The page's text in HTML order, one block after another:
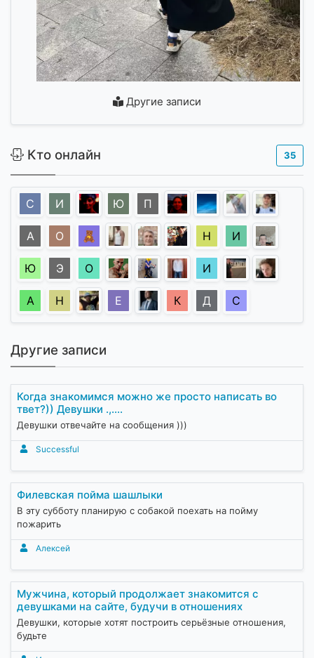
Другие записи
Кто онлайн 35
С И Ю П
А О 🧸 Н И
Ю Э О И
А Н Е К Д С
Другие записи
Когда знакомимся можно же просто написать во
твет?)) Девушки .,....
Девушки отвечайте на сообщения )))
Successful
Филевская пойма шашлыки
В эту субботу планирую с собакой поехать на пойму
пожарить
Алексей
Мужчина, который продолжает знакомится с
девушками на сайте, будучи в отношениях
Девушки, которые хотят построить серьёзные отношения,
будьте